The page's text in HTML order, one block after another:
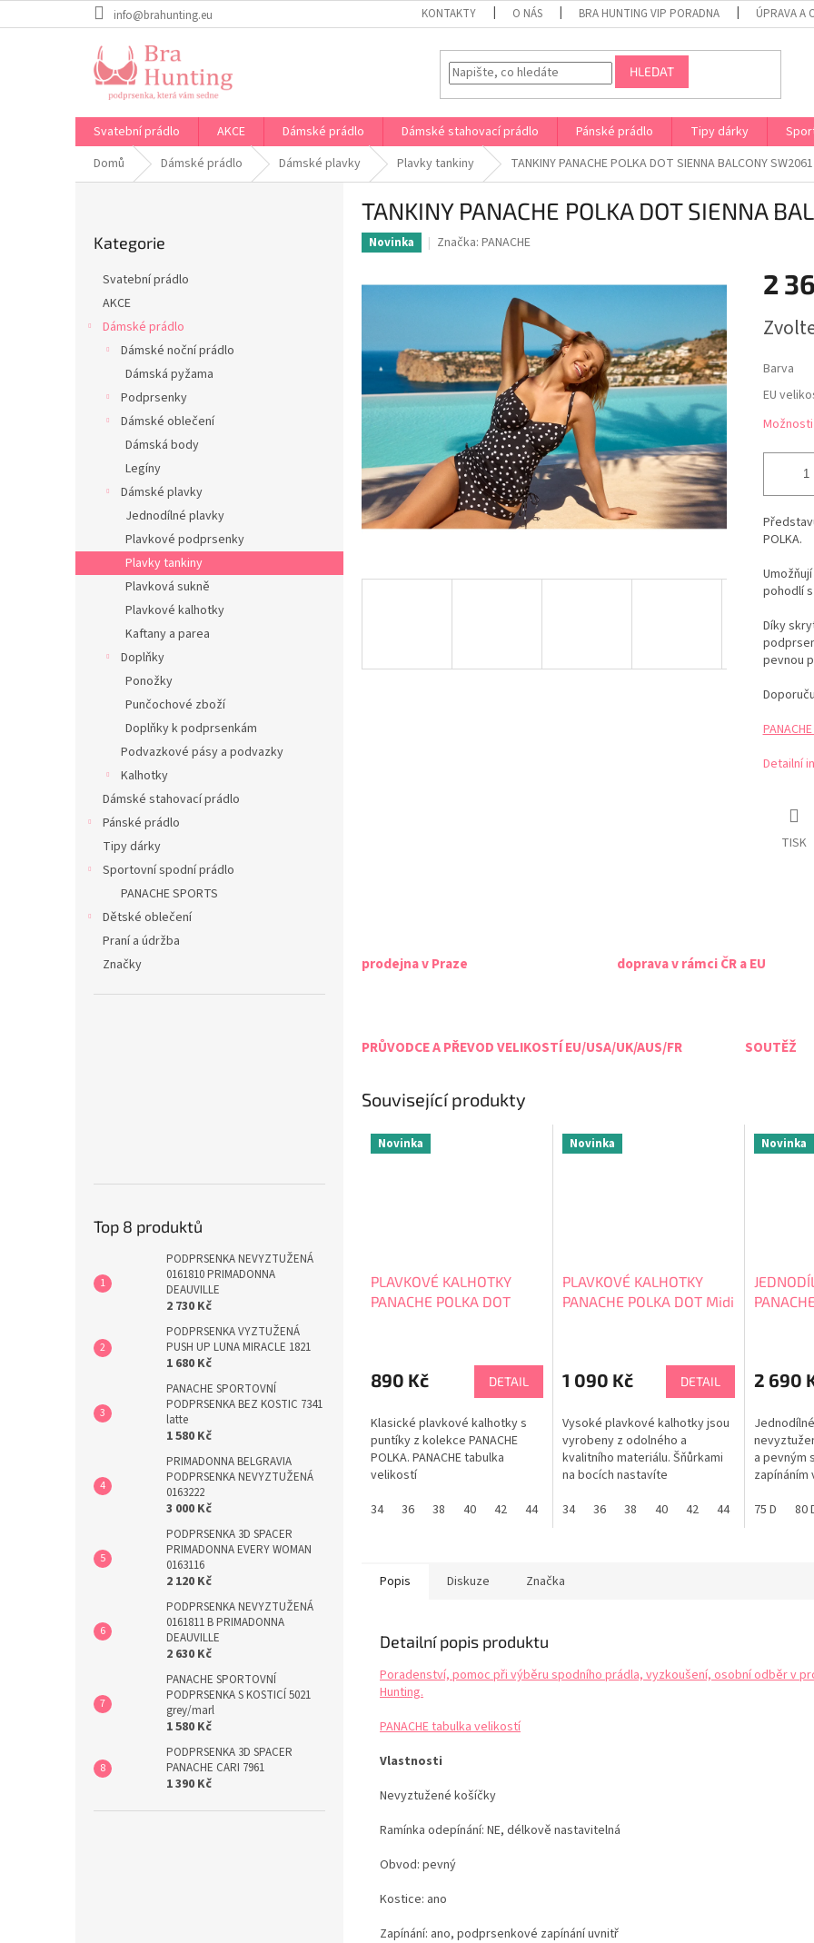
na
info@brahunting.eu KONTAKTY O NÁS BRA HUNTING VIP PORADNA ÚPRAVA A
HLEDAT
Svatební prádlo AKCE Dámské prádlo Dámské stahovací prádlo Pánské prádlo Tipy dárky
Domů
Dámské prádlo Dámské plavky Plavky tankiny TANKINY PANACHE POLKA DOT SIENNA BALCONY SW2061
kategorie
Kategorie
Svatební prádlo
AKCE
Dámské prádlo
Dámské noční prádlo
Dámská pyžama
Podprsenky
Dámské oblečení
Dámská body
Legíny
Dámské plavky
Jednodílné plavky
Plavkové podprsenky
Plavky tankiny
Plavková sukně
Plavkové kalhotky
Kaftany a parea
Doplňky
Ponožky
Punčochové zboží
Doplňky k podprsenkám
Podvazkové pásy a podvazky
Kalhotky
Dámské stahovací prádlo
Pánské prádlo
Tipy dárky
Sportovní spodní prádlo
PANACHE SPORTS
Dětské oblečení
Praní a údržba
Značky
Top 8 produktů
PODPRSENKA NEVYZTUŽENÁ
0161810 PRIMADONNA
DEAUVILLE
2 730 Kč
PODPRSENKA VYZTUŽENÁ
PUSH UP LUNA MIRACLE 1821
1 680 Kč
PANACHE SPORTOVNÍ
PODPRSENKA BEZ KOSTIC 7341
latte
1 580 Kč
PRIMADONNA BELGRAVIA
PODPRSENKA NEVYZTUŽENÁ
0163222
3 000 Kč
PODPRSENKA 3D SPACER
PRIMADONNA EVERY WOMAN
0163116
2 120 Kč
PODPRSENKA NEVYZTUŽENÁ
0161811 B PRIMADONNA
DEAUVILLE
2 630 Kč
PANACHE SPORTOVNÍ
PODPRSENKA S KOSTICÍ 5021
grey/marl
1 580 Kč
PODPRSENKA 3D SPACER
PANACHE CARI 7961
1 390 Kč
TANKINY PANACHE POLKA DOT SIENNA
Novinka Značka: PANACHE
2
cena:
Barva
EU
POLKA.
pohodlí
Díky
pevnou
Detailní
TISK
prodejna v Praze doprava v rámci ČR a EU
PRŮVODCE A PŘEVOD VELIKOSTÍ EU/USA/UK/AUS/FR SOUTĚŽ
Související produkty
Novinka
PLAVKOVÉ KALHOTKY
PANACHE POLKA DOT
890 Kč DETAIL
Klasické plavkové kalhotky s
puntíky z kolekce PANACHE
POLKA. PANACHE tabulka
velikostí
34
36 38 40 42 44 46
Novinka
PLAVKOVÉ KALHOTKY
PANACHE POLKA DOT Midi
1 090 Kč DETAIL
Vysoké plavkové kalhotky jsou
vyrobeny z odolného a
kvalitního materiálu. Šňůrkami
na bocích nastavíte
kalhotek pro sjednocený
34 36 38 40 42 44 46
Novinka
2 690
a pevným
zapínáním
nohou i
75 D 80
Popis Diskuze Značka
Detailní popis produktu
Poradenství, pomoc při výběru spodního prádla, vyzkoušení, osobní odběr v
Hunting.
PANACHE tabulka velikostí
Vlastnosti
Nevyztužené košíčky
Ramínka odepínání: NE, délkově nastavitelná
Obvod: pevný
Kostice: ano
Zapínání: ano, podprsenkové zapínání uvnitř